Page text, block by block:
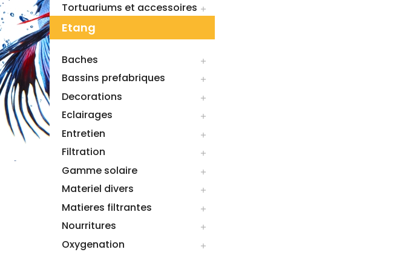
Tortuariums et accessoires 
Etang
Baches 
Bassins prefabriques 
Decorations 
Eclairages 
Entretien 
Filtration 
Gamme solaire 
Materiel divers 
Matieres filtrantes 
Nourritures 
Oxygenation 